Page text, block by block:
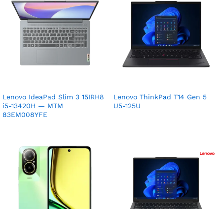
Lenovo IdeaPad Slim 3 15IRH8
i5-13420H — MTM
83EM008YFE
Lenovo ThinkPad T14 Gen 5
U5-125U